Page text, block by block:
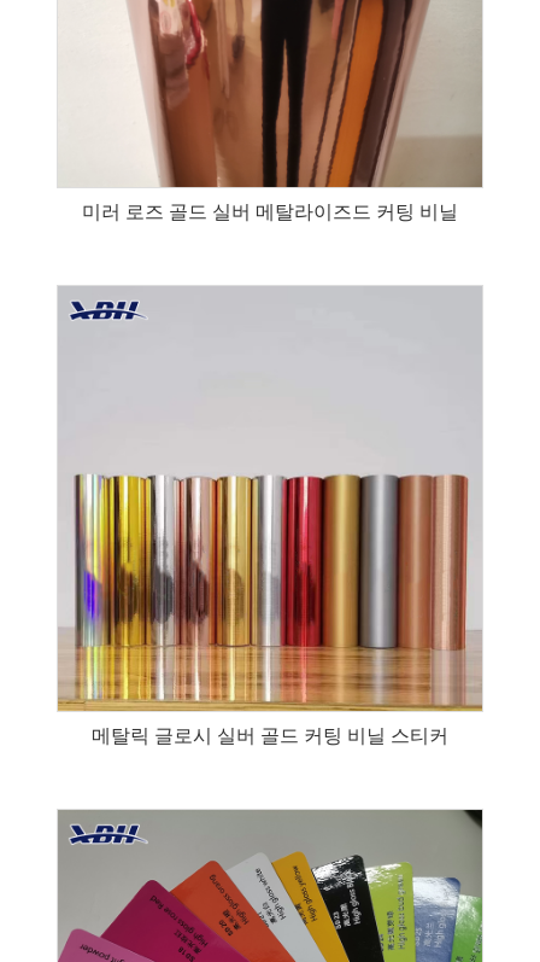
미러 로즈 골드 실버 메탈라이즈드 커팅 비닐
메탈릭 글로시 실버 골드 커팅 비닐 스티커